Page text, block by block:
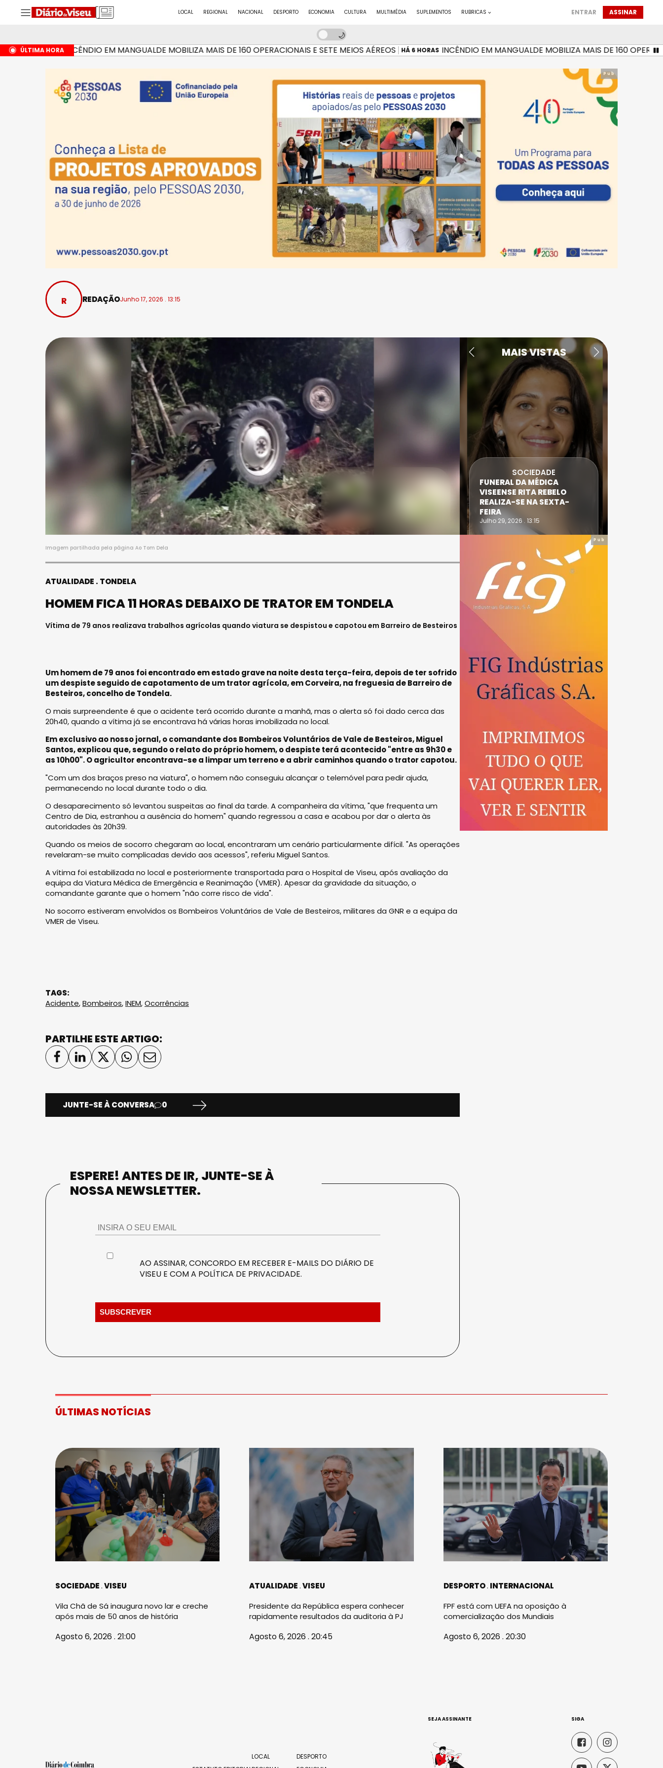
LOCAL REGIONAL NACIONAL DESPORTO ECONOMIA CULTURA MULTIMÉDIA SUPLEMENTOS RUBRICAS ENTRAR ASSINAR
ÚLTIMA HORA
HÁ 6 HORAS INCÊNDIO EM MANGUALDE MOBILIZA MAIS DE 160 OPERACIONAIS E SETE MEIOS AÉREOS HÁ 6 HORAS INCÊNDIO EM MANGUALDE MOBILIZA MAIS DE 160
Pub
REDAÇÃOJunho 17, 2026 . 13:15
Imagem partilhada pela página Ao Tom Dela
ATUALIDADE TONDELA
HOMEM FICA 11 HORAS DEBAIXO DE TRATOR EM TONDELA
Vítima de 79 anos realizava trabalhos agrícolas quando viatura se despistou e capotou em Barreiro de Besteiros
Um homem de 79 anos foi encontrado em estado grave na noite desta terça-feira, depois de ter sofrido
um despiste seguido de capotamento de um trator agrícola, em Corveira, na freguesia de Barreiro de
Besteiros, concelho de Tondela.
O mais surpreendente é que o acidente terá ocorrido durante a manhã, mas o alerta só foi dado cerca das
20h40, quando a vítima já se encontrava há várias horas imobilizada no local.
Em exclusivo ao nosso jornal, o comandante dos Bombeiros Voluntários de Vale de Besteiros, Miguel
Santos, explicou que, segundo o relato do próprio homem, o despiste terá acontecido "entre as 9h30 e
as 10h00". O agricultor encontrava-se a limpar um terreno e a abrir caminhos quando o trator capotou.
"Com um dos braços preso na viatura", o homem não conseguiu alcançar o telemóvel para pedir ajuda,
permanecendo no local durante todo o dia.
O desaparecimento só levantou suspeitas ao final da tarde. A companheira da vítima, "que frequenta um
Centro de Dia, estranhou a ausência do homem" quando regressou a casa e acabou por dar o alerta às
autoridades às 20h39.
Quando os meios de socorro chegaram ao local, encontraram um cenário particularmente difícil. "As operações
revelaram-se muito complicadas devido aos acessos", referiu Miguel Santos.
A vítima foi estabilizada no local e posteriormente transportada para o Hospital de Viseu, após avaliação da
equipa da Viatura Médica de Emergência e Reanimação (VMER). Apesar da gravidade da situação, o
comandante garante que o homem "não corre risco de vida".
No socorro estiveram envolvidos os Bombeiros Voluntários de Vale de Besteiros, militares da GNR e a equipa da
VMER de Viseu.
TAGS:
Acidente,Bombeiros,INEM,Ocorrências
PARTILHE ESTE ARTIGO:
JUNTE-SE À CONVERSA 0
ESPERE! ANTES DE IR, JUNTE-SE À
NOSSA NEWSLETTER.
AO ASSINAR, CONCORDO EM RECEBER E-MAILS DO DIÁRIO DE
VISEU E COM A POLÍTICA DE PRIVACIDADE.
MAIS VISTAS
HOSPITAL DE VISEU
SOCIEDADE
FUNERAL DA MÉDICA
VISEENSE RITA REBELO
REALIZA-SE NA SEXTA-
FEIRA
Julho 29, 2026 . 13:15
Pub
ÚLTIMAS NOTÍCIAS
SOCIEDADE VISEU
Vila Chã de Sá inaugura novo lar e creche
após mais de 50 anos de história
Agosto 6, 2026 . 21:00
ATUALIDADE VISEU
Presidente da República espera conhecer
rapidamente resultados da auditoria à PJ
Agosto 6, 2026 . 20:45
DESPORTO INTERNACIONAL
FPF está com UEFA na oposição à
comercialização dos Mundiais
Agosto 6, 2026 . 20:30
LOCAL
DESPORTO
SEJA ASSINANTE SIGA